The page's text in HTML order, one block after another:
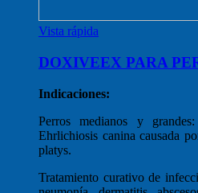
Vista rápida
DOXIVEEX PARA
Indicaciones:
Perros medianos y
Ehrlichiosis canina causada
platys.
Tratamiento curativo de